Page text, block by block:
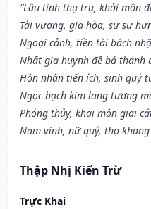
“Lâu tinh thụ trụ, khởi môn
Tài vượng, gia hòa, sự sự
Ngoại cảnh, tiền tài bách
Nhất gia huynh đệ bá thanh
Hôn nhân tiến ích, sinh quý
Ngọc bạch kim lang tương
Phóng thủy, khai môn giai
Nam vinh, nữ quý, thọ khang
Thập Nhị Kiến Trừ
Trực Khai